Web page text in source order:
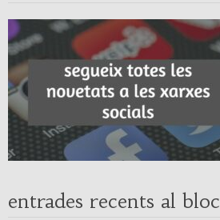
entrades recents al bloc